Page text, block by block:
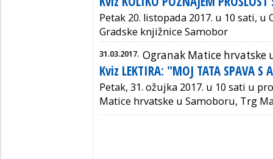
Petak 20. listopada 2017. u 10 sati,
Gradske knjižnice Samobor
31.03.2017. Ogranak Matice hrvatske
Kviz LEKTIRA: "MOJ TATA SPAVA S
Petak, 31. ožujka 2017. u 10 sati u
Matice hrvatske u Samoboru, Trg